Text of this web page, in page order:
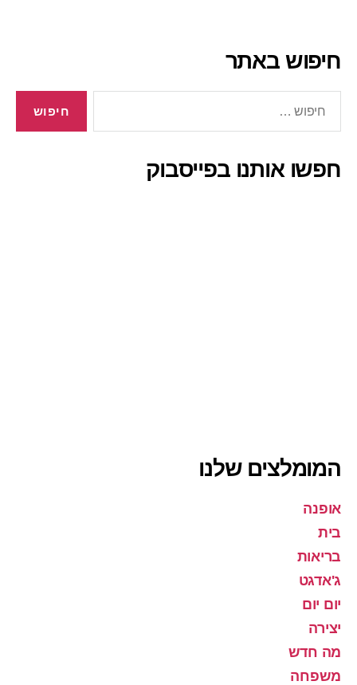
חיפוש באתר
חפשו אותנו בפייסבוק
המומלצים שלנו
אופנה
בית
בריאות
ג'אדגט
יום יום
יצירה
מה חדש
משפחה